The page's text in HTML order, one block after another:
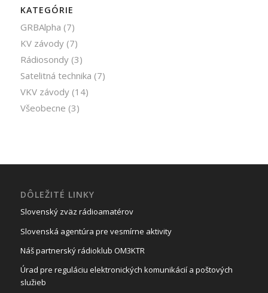
KATEGÓRIE
GRBAlpha (7)
KV závody(7)
Rádiosondy(3)
Satelitná technika (7)
VKV závody(14)
Všeobecne (3)
DÔLEŽITÉ LINKY
Slovenský zväz rádioamatérov
Slovenská agentúra pre vesmírne aktivity
Náš partnerský rádioklub OM3KTR
Úrad pre reguláciu elektronických komunikácií a poštových
služieb